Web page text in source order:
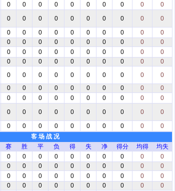
0 0 0 0 0 0 0 0 0
0
0 0 0 0 0 0 0 0 0
0
0 0 0 0 0 0 0 0 0
0
0 0 0 0 0 0 0 0 0
0
0 0 0 0 0 0 0 0 0
0
0 0 0 0 0 0 0 0 0
0
0 0 0 0 0 0 0 0 0
0
0 0 0 0 0 0 0 0 0
0
0 0 0 0 0 0 0 0 0
0
0 0 0 0 0 0 0 0 0
0
0 0 0 0 0 0 0 0 0
0
客 场 战 况
赛
胜 平 负 得 失 净 得分 均得
均失
0 0 0 0 0 0 0 0 0
0
0 0 0 0 0 0 0 0 0
0
0 0 0 0 0 0 0 0 0
0
0 0 0 0 0 0 0 0 0
0